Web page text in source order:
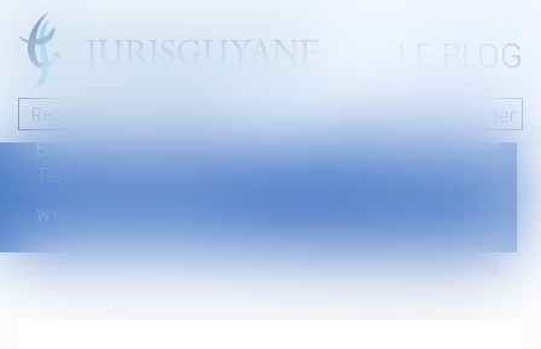
LE BLOG
Nous contacter
46 avenue de la liberté
B.P.315 - 97327 Cayenne Cedex
Tel : +594 594 29 45 35
www.jurisguyane.com
Mentions légales